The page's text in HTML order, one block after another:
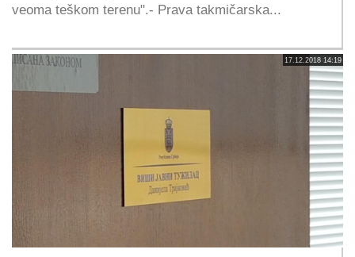
veoma teškom terenu".- Prava takmičarska...
17.12.2018 14:19